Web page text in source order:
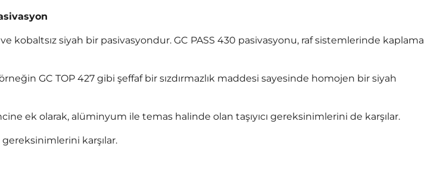
kobaltsız siyah bir pasivasyondur. GC PASS 430 pasivasyonu, raf sistemlerinde kaplama
GC TOP 427 gibi şeffaf bir sızdırmazlık maddesi sayesinde homojen bir siyah
ek olarak, alüminyum ile temas halinde olan taşıyıcı gereksinimlerini de karşılar.
karşılar.